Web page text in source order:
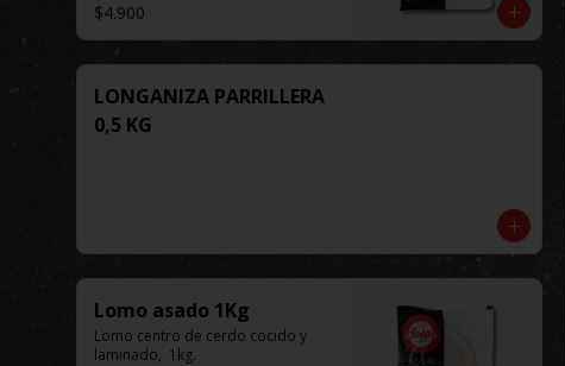
$4.900
LONGANIZA PARRILLERA
0,5 KG
Lomo asado 1Kg
Lomo centro de cerdo cocido y
laminado,  1kg.